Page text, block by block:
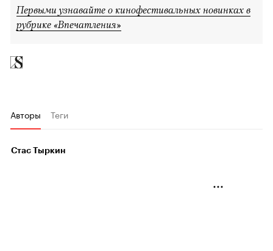
Первыми узнавайте о кинофестивальных новинках в
рубрике «Впечатления»
Авторы Теги
Стас Тыркин